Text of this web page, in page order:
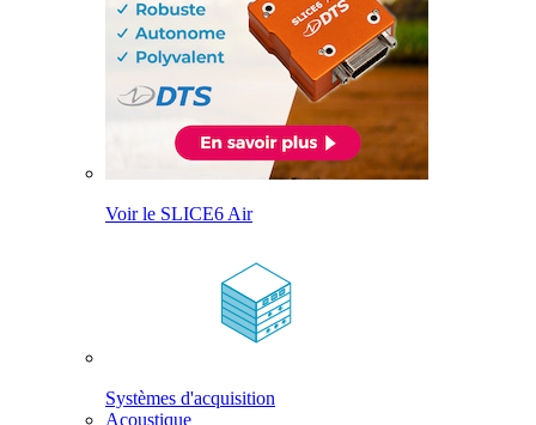
Voir le SLICE6 Air
Systèmes d'acquisition
Acoustique